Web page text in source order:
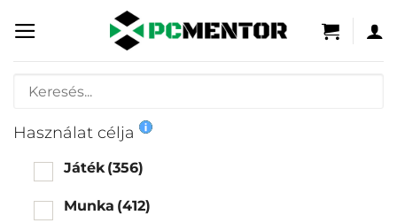
content
Használat célja
Játék (356)
Munka (412)